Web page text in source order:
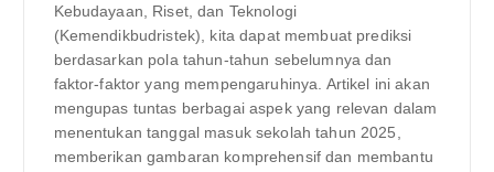
Kebudayaan, Riset, dan Teknologi
(Kemendikbudristek), kita dapat membuat prediksi
berdasarkan pola tahun-tahun sebelumnya dan
faktor-faktor yang mempengaruhinya. Artikel ini akan
mengupas tuntas berbagai aspek yang relevan dalam
menentukan tanggal masuk sekolah tahun 2025,
memberikan gambaran komprehensif dan membantu